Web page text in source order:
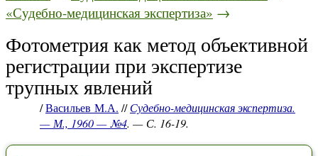
«Судебно-медицинская экспертиза» →
Фотометрия как метод объективной
регистрации при экспертизе
трупных явлений
/Васильев М.А. //Судебно-медицинская экспертиза.
— М., 1960 — №4. — С. 16-19.